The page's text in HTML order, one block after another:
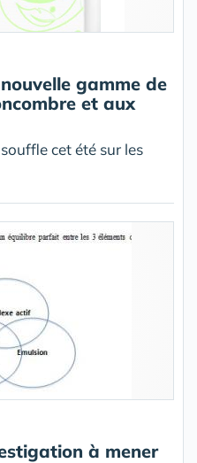
gamme de
et aux
cet été sur les
à mener